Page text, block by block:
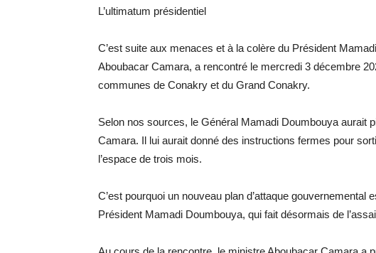
​L’ultimatum présidentiel
​C’est suite aux menaces et à la colère du Président
Aboubacar Camara, a rencontré le mercredi 3 décembre
communes de Conakry et du Grand Conakry.
​Selon nos sources, le Général Mamadi Doumbouya aurait
Camara. Il lui aurait donné des instructions fermes pour
l’espace de trois mois.
​C’est pourquoi un nouveau plan d’attaque gouvernemental
Président Mamadi Doumbouya, qui fait désormais de